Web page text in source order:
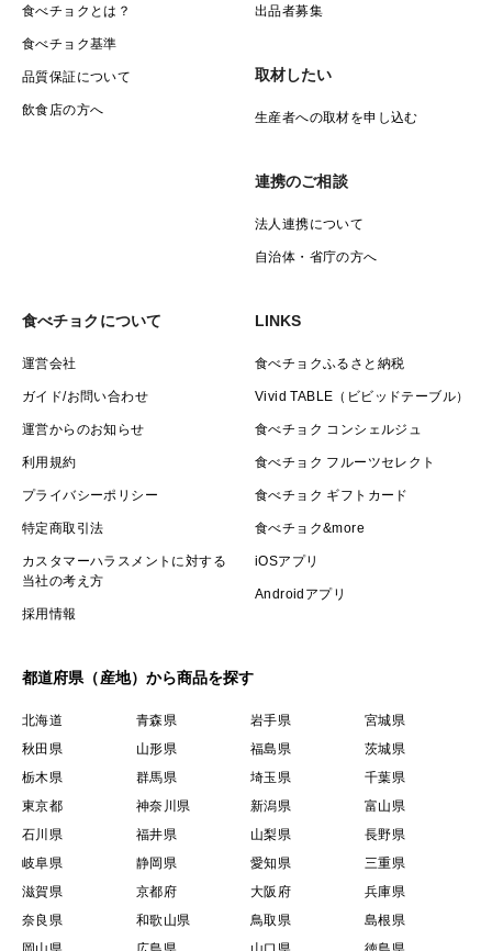
食べチョクとは？
食べチョク基準
品質保証について
飲食店の方へ
出品者募集
取材したい
生産者への取材を申し込む
連携のご相談
法人連携について
自治体・省庁の方へ
食べチョクについて
運営会社
ガイド/お問い合わせ
運営からのお知らせ
利用規約
プライバシーポリシー
特定商取引法
カスタマーハラスメントに対する
当社の考え方
採用情報
LINKS
食べチョクふるさと納税
Vivid TABLE（ビビッドテーブル）
食べチョク コンシェルジュ
食べチョク フルーツセレクト
食べチョク ギフトカード
食べチョク&more
iOSアプリ
Androidアプリ
都道府県（産地）から商品を探す
北海道 青森県 岩手県
宮城県
秋田県
山形県 福島県
茨城県
栃木県
群馬県 埼玉県
千葉県
東京都
神奈川県 新潟県
富山県
石川県
福井県 山梨県
長野県
岐阜県
静岡県 愛知県
三重県
滋賀県
京都府 大阪府
兵庫県
奈良県
和歌山県 鳥取県
島根県